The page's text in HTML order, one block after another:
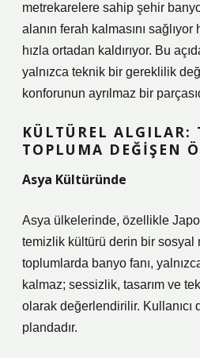
metrekarelere sahip şehir
alanın ferah kalmasını
hızla ortadan kaldırıyor. Bu
yalnızca teknik bir gereklilik
konforunun ayrılmaz bir
KÜLTÜREL ALGILAR:
TOPLUMA DEĞIŞEN
Asya Kültüründe
Asya ülkelerinde, özellikle
temizlik kültürü derin bir sosyal
toplumlarda banyo fanı,
kalmaz; sessizlik, tasarım ve
olarak değerlendirilir. Kullanıcı
plandadır.